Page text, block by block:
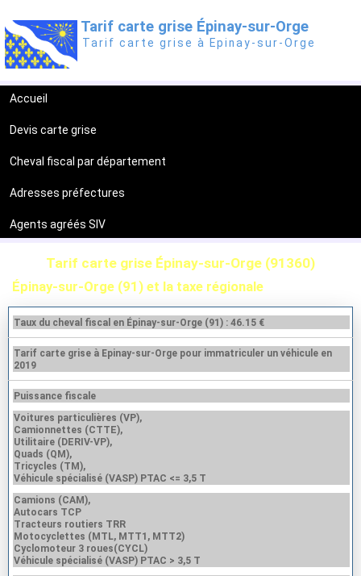
Tarif carte grise Épinay-sur-Orge
Tarif carte grise à Epinay-sur-Orge
Accueil
Devis carte grise
Cheval fiscal par département
Adresses préfectures
Agents agréés SIV
Tarif carte grise Épinay-sur-Orge (91360)
Épinay-sur-Orge (91) et la taxe régionale
Taux du cheval fiscal en Épinay-sur-Orge (91) : 46.15 €
Tarif carte grise à Epinay-sur-Orge pour immatriculer un véhicule en
2019
Puissance fiscale
Voitures particulières (VP),
Camionnettes (CTTE),
Utilitaire (DERIV-VP),
Quads (QM),
Tricycles (TM),
Véhicule spécialisé (VASP) PTAC <= 3,5 T
Camions (CAM),
Autocars TCP
Tracteurs routiers TRR
Motocyclettes (MTL, MTT1, MTT2)
Cyclomoteur 3 roues(CYCL)
Véhicule spécialisé (VASP) PTAC > 3,5 T